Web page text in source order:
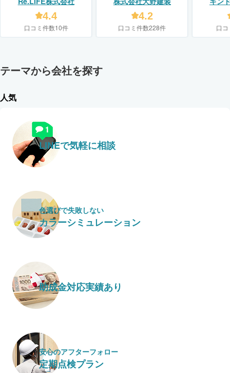
4.4
口コミ件数10件
4.2
口コミ件数228件
【
口
テーマから会社を探す
人気
LINEで気軽に相談
色選びで失敗しない
カラーシミュレーション
助成金対応実績あり
安心のアフターフォロー
定期点検プラン